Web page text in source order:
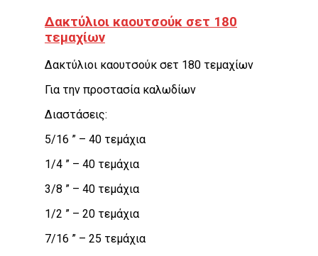
Δακτύλιοι καουτσούκ σετ 180
τεμαχίων
Δακτύλιοι καουτσούκ σετ 180 τεμαχίων
Για την προστασία καλωδίων
Διαστάσεις:
5/16 ” – 40 τεμάχια
1/4 ” – 40 τεμάχια
3/8 ” – 40 τεμάχια
1/2 ” – 20 τεμάχια
7/16 ” – 25 τεμάχια